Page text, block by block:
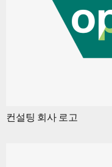
컨설팅 회사 로고